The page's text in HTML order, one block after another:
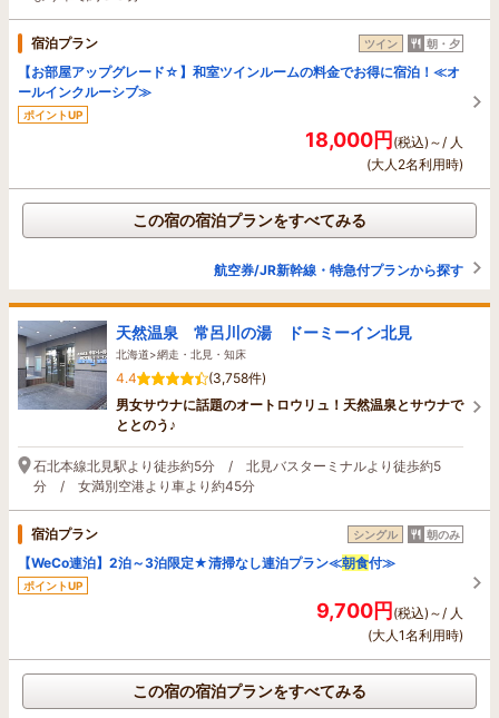
宿泊プラン ツイン 朝・夕
【お部屋アップグレード☆】和室ツインルームの料金でお得に宿泊！≪オ
ールインクルーシブ≫
ポイントUP
18,000円(税込)～/ 人
(大人2名利用時)
この宿の宿泊プランをすべてみる
航空券/JR新幹線・特急付プランから探す
天然温泉 常呂川の湯 ドーミーイン北見
北海道>網走・北見・知床
4.4
(3,758件)
男女サウナに話題のオートロウリュ！天然温泉とサウナで
ととのう♪
石北本線北見駅より徒歩約5分 / 北見バスターミナルより徒歩約5
分 / 女満別空港より車より約45分
宿泊プラン シングル 朝のみ
【WeCo連泊】2泊～3泊限定★清掃なし連泊プラン≪朝食付≫
ポイントUP
9,700円(税込)～/ 人
(大人1名利用時)
この宿の宿泊プランをすべてみる